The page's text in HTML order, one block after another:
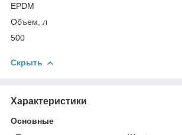
EPDM
Объем, л
500
Скрыть
Характеристики
Основные